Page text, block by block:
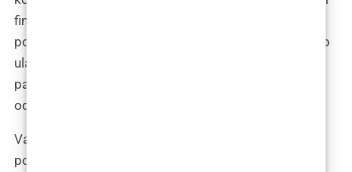
financijski izazovni, mnogi pacijenti smatraju da je
poboljšanje samopouzdanja i kvalitete života vrijedno
ulaganja. Analiza troškova i koristi može pomoći
pacijentima da donesu informiranu odluku koja
odražava njihove individualne potrebe i prioritete.
Važno je istražiti moguće porezne olakšice i
pokrivenost osiguranja prije planiranja estetskog